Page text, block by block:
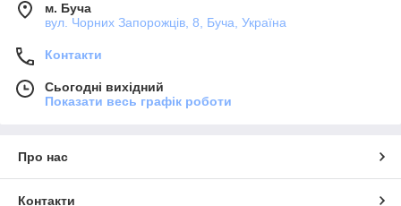
м. Буча
вул. Чорних Запорожців, 8, Буча, Україна
Контакти
Сьогодні вихідний
Показати весь графік роботи
Про нас
Контакти